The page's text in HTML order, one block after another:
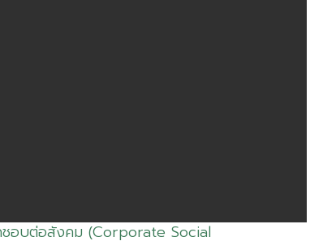
ดชอบต่อสังคม (Corporate Social